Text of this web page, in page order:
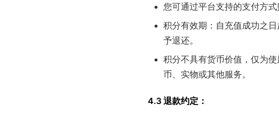
您可通过平台支持的支付方
积分有效期：自充值成功之
予退还。
积分不具有货币价值，仅为
币、实物或其他服务。
4.3 退款约定：